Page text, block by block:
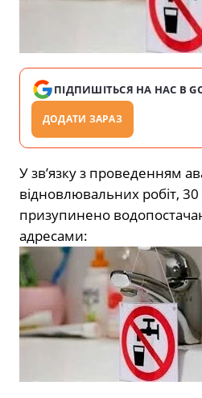
ПІДПИШІТЬСЯ НА НАС В
ДОДАТИ ЗАРАЗ
У зв’язку з проведенням
відновлювальних робіт,
призупинено
адресами: